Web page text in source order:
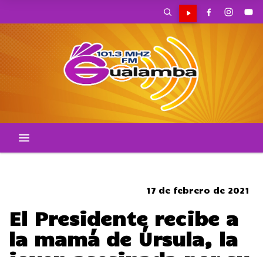
17 de febrero de 2021
El Presidente recibe a
la mamá de Úrsula, la